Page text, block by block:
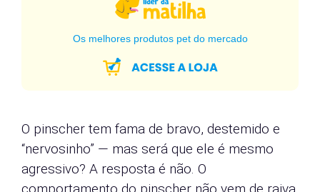
Os melhores produtos pet do mercado
O pinscher tem fama de bravo, destemido e
“nervosinho” — mas será que ele é mesmo
agressivo? A resposta é não. O